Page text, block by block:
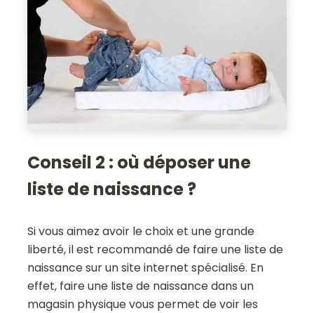
Conseil 2 : où déposer une
liste de naissance ?
Si vous aimez avoir le choix et une grande
liberté, il est recommandé de faire une liste de
naissance sur un site internet spécialisé. En
effet, faire une liste de naissance dans un
magasin physique vous permet de voir les